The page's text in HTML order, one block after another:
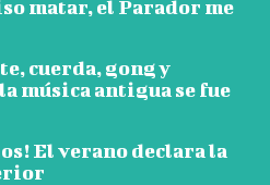
matar, el Parador me
cuerda, gong y
música antigua se fue
El verano declara la